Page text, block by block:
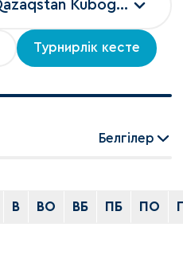
Турнирлік кесте
2026/2027 Jastar Qazaqstan Kubogi 2026
Белгілер
В ВО ВБ ПБ ПО